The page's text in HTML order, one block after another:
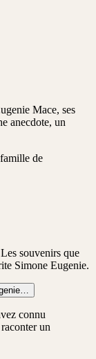
Mace, ses
anecdote, un
de
souvenirs que
Simone Eugenie.
…
connu
un